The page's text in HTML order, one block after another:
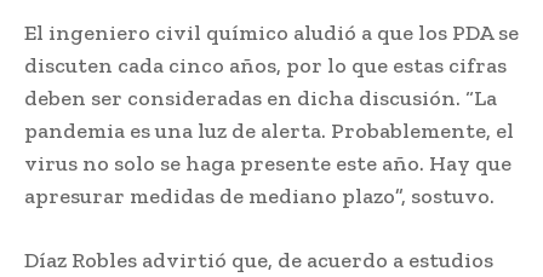
El ingeniero civil químico aludió a que los PDA se
discuten cada cinco años, por lo que estas cifras
deben ser consideradas en dicha discusión. “La
pandemia es una luz de alerta. Probablemente, el
virus no solo se haga presente este año. Hay que
apresurar medidas de mediano plazo”, sostuvo.
Díaz Robles advirtió que, de acuerdo a estudios